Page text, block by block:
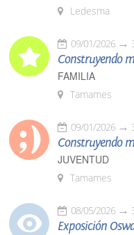
Ledesma
09/01/2026
Construyendo
FAMILIA
Tamames
09/01/2026
Construyendo
JUVENTUD
Tamames
08/05/2026
Exposición